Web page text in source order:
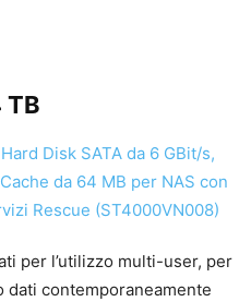
TB
per l’utilizzo multi-user, per
contemporaneamente